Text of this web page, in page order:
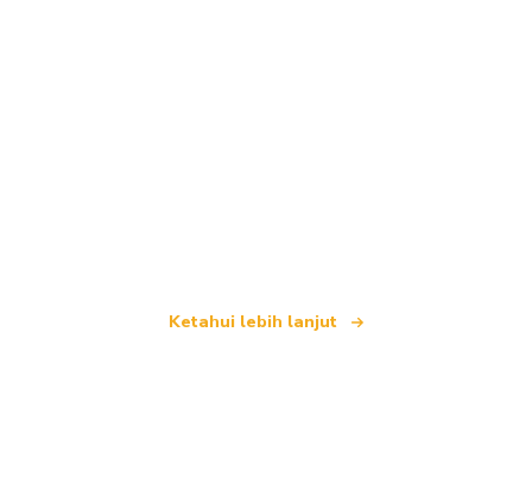
Ketahui lebih lanjut